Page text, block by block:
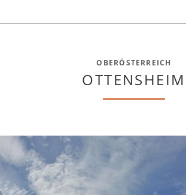
OBERÖSTERREICH
OTTENSHEIM